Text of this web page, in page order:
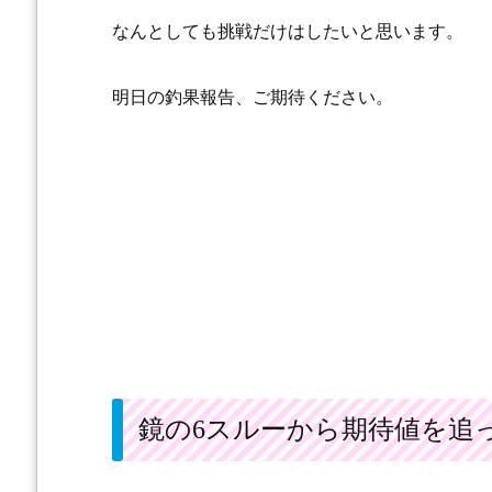
なんとしても挑戦だけはしたいと思います。
明日の釣果報告、ご期待ください。
鏡の6スルーから期待値を追